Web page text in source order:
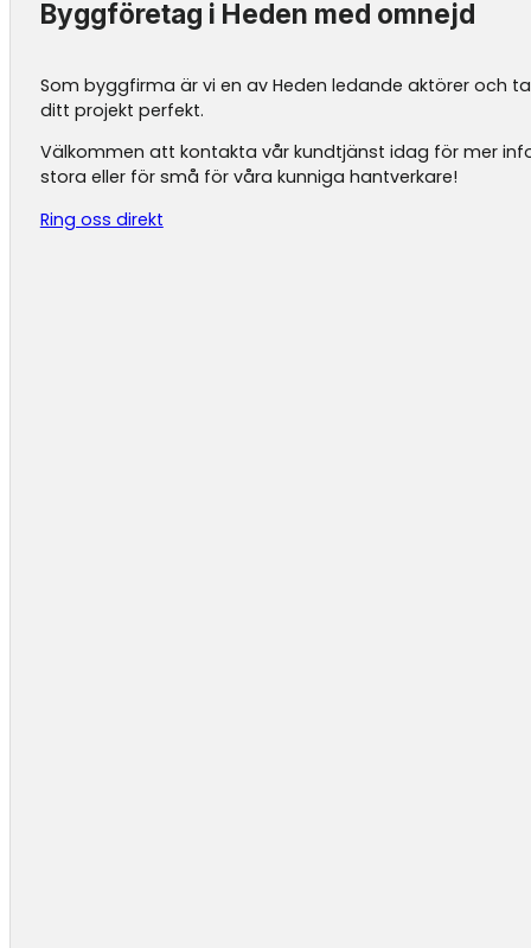
Byggföretag i Heden med omnejd
Som byggfirma är vi en av Heden ledande aktörer och
ditt projekt perfekt.
Välkommen att kontakta vår kundtjänst idag för mer
stora eller för små för våra kunniga hantverkare!
Ring oss direkt